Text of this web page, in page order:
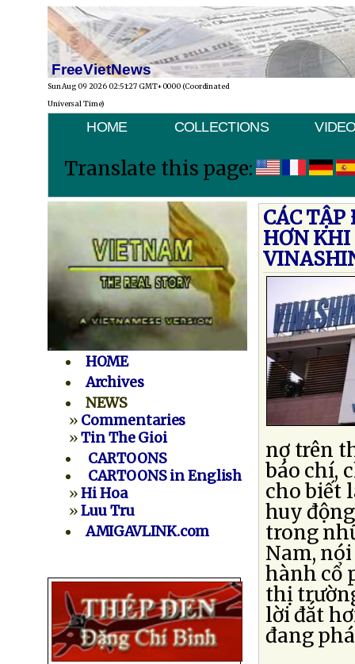
FreeVietNews
Sun Aug 09 2026 02:51:27 GMT+0000 (Coordinated
Universal Time)
HOME COLLECTIONS
Translate this page:
HOME
Archives
NEWS
» Commentaries
»Tin The Gioi
CARTOONS
CARTOONS in English
»Hi Hoa
»Luu Tru
AMIGAVLINK.com
CÁC
HƠN KHI
nợ trên
báo chí,
cho biết
huy
trong
Nam,
hành cổ
thị
lời đắt
đang